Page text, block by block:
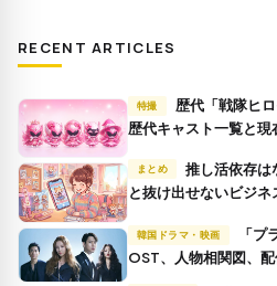
RECENT ARTICLES
特撮
歴代キャスト一覧と現
まとめ
推し活依存はなぜ起きる？有名人崇拝症候群
と抜け出せないビジネ
韓国ドラマ・映画
OST、人物相関図、